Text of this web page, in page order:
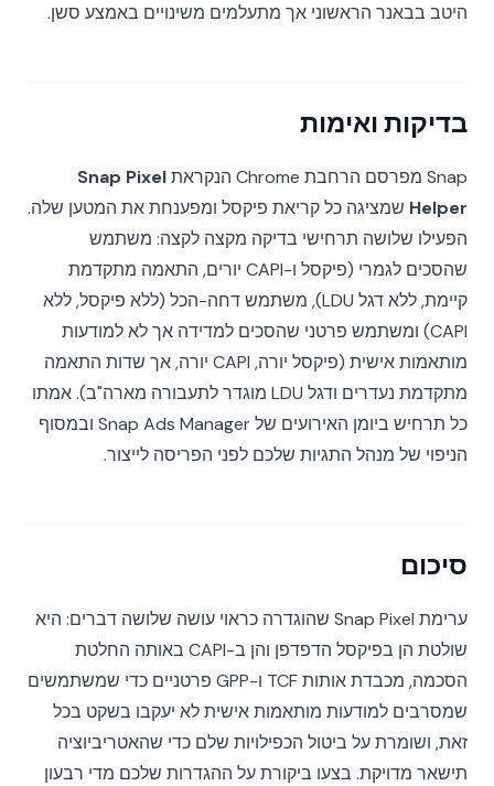
היטב בבאנר הראשוני אך מתעלמים משינויים באמצע סשן.
בדיקות ואימות
Snap מפרסם הרחבת Chrome הנקראת
Snap Pixel
Helper שמציגה כל קריאת פיקסל ומפענחת את המטען שלה.
הפעילו שלושה תרחישי בדיקה מקצה לקצה: משתמש
שהסכים לגמרי (פיקסל ו-CAPI יורים, התאמה מתקדמת
קיימת, ללא דגל LDU), משתמש דחה-הכל (ללא פיקסל, ללא
CAPI) ומשתמש פרטני שהסכים למדידה אך לא למודעות
מותאמות אישית (פיקסל יורה, CAPI יורה, אך שדות התאמה
מתקדמת נעדרים ודגל LDU מוגדר לתעבורה מארה"ב). אמתו
כל תרחיש ביומן האירועים של Snap Ads Manager ובמסוף
הניפוי של מנהל התגיות שלכם לפני הפריסה לייצור.
סיכום
ערימת Snap Pixel שהוגדרה כראוי עושה שלושה דברים: היא
שולטת הן בפיקסל הדפדפן והן ב-CAPI באותה החלטת
הסכמה, מכבדת אותות TCF ו-GPP פרטניים כדי שמשתמשים
שמסרבים למודעות מותאמות אישית לא יעקבו בשקט בכל
זאת, ושומרת על ביטול הכפילויות שלם כדי שהאטריביוציה
תישאר מדויקת. בצעו ביקורת על ההגדרות שלכם מדי רבעון